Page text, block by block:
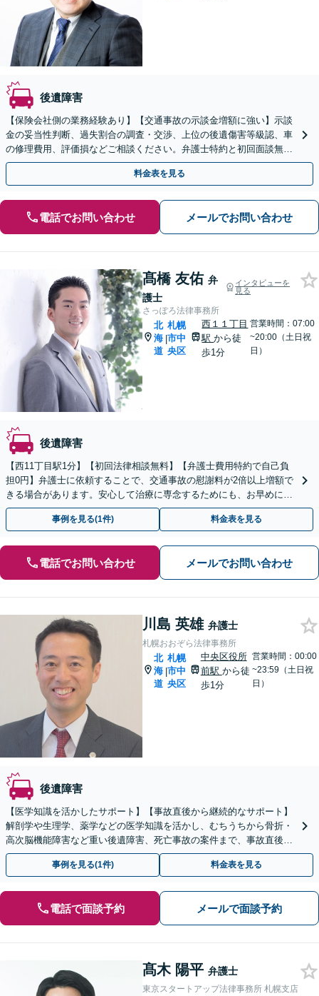
後遺障害
【保険会社側の業務経験あり】【交通事故の示談金増額に強い】示談
金の妥当性判断、過失割合の調査・交渉、上位の後遺傷害等級認、車
の修理費用、評価損などご相談ください。弁護士特約と初回面談無料
で費用も安心。【人身事故／物損事故】
料金表を見る
電話でお問い合わせ メールでお問い合わせ
髙橋 友佑 弁
護士
インタビューを
見る
さっぽろ法律事務所
北
海
道
|
札幌
市中
央区
西１１丁目
駅から徒
歩1分
営業時間：07:00
~20:00（土日祝
日）
後遺障害
【西11丁目駅1分】【初回法律相談無料】【弁護士費用特約で自己負
担0円】弁護士に依頼することで、交通事故の慰謝料が2倍以上増額で
きる場合があります。安心して治療に専念するためにも、お早めに弁
護士にご相談ください。【電話・WEB相談可】
事例を見る(1件) 料金表を見る
電話でお問い合わせ メールでお問い合わせ
川島 英雄 弁護士
札幌おおぞら法律事務所
北
海
道
|
札幌
市中
央区
中央区役所
前駅 から徒
歩1分
営業時間：00:00
~23:59（土日祝
日）
後遺障害
【医学知識を活かしたサポート】【事故直後から継続的なサポート】
解剖学や生理学、薬学などの医学知識を活かし、むちうちから骨折・
高次脳機能障害など重い後遺障害、死亡事故の案件まで、事故直後か
ら継続的に幅広くサポートします。【西11丁目駅2分】
事例を見る(1件) 料金表を見る
電話で面談予約 メールで面談予約
髙木 陽平 弁護士
東京スタートアップ法律事務所 札幌支店